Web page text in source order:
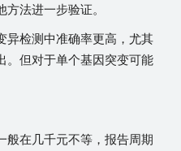
法进一步验证。
异检测中准确率更高，尤其
。但对于单个基因突变可能
般在几千元不等，报告周期